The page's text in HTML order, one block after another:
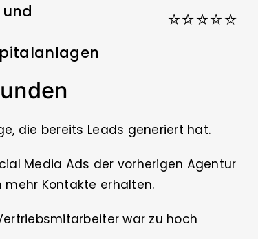
⭐⭐⭐⭐⭐
die bereits Leads generiert hat.
Media Ads der vorherigen Agentur
Kontakte erhalten.
war zu hoch